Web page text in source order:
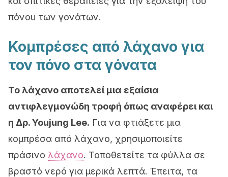
πόνου των γονάτων.
Κομπρέσες από λάχανο για
τον πόνο στα γόνατα
Το λάχανο αποτελεί μια εξαίσια
αντιφλεγμονώδη τροφή όπως αναφέρει και
η Δρ. Youjung Lee. Για να φτιάξετε μια
κομπρέσα από λάχανο, χρησιμοποιείτε
πράσινο λάχανο. Τοποθετείτε τα φύλλα σε
βραστό νερό για μερικά λεπτά. Έπειτα, τα